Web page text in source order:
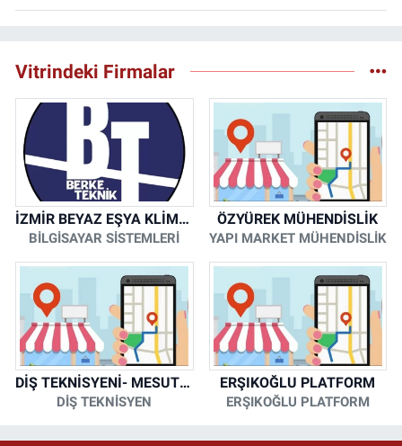
Vitrindeki Firmalar
İZMİR BEYAZ EŞYA KLİMA KOMBİ SERVİSİ
BİLGİSAYAR SİSTEMLERİ
ÖZYÜREK MÜHENDİSLİK
YAPI MARKET MÜHENDİSLİK
DİŞ TEKNİSYENİ- MESUT KORKMAZ
DİŞ TEKNİSYEN
ERŞIKOĞLU PLATFORM
ERŞIKOĞLU PLATFORM